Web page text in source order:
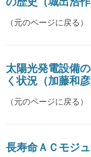
（元のページに戻る
太陽光発電設備
く状況（加藤和彦
（元のページに戻る
長寿命ＡＣモジ